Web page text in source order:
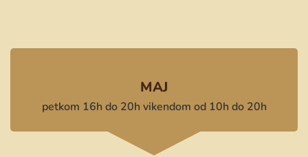
MAJ
petkom 16h do 20h vikendom od 10h do 20h